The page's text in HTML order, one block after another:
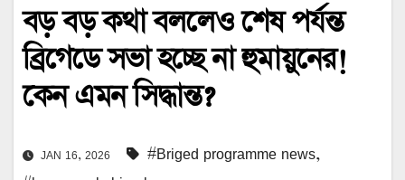
বড় বড় কথা বললেও শেষ পর্যন্ত
ব্রিগেডে সভা হচ্ছে না হুমায়ুনের!
কেন এমন সিদ্ধান্ত?
JAN 16, 2026 #Briged programme news,